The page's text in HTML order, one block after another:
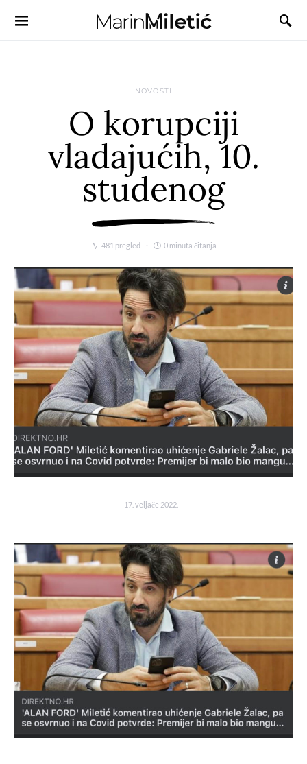
NOVOSTI
O korupciji
vladajućih, 10.
studenog
481 pregled 0 minuta čitanja
17. veljače 2022.